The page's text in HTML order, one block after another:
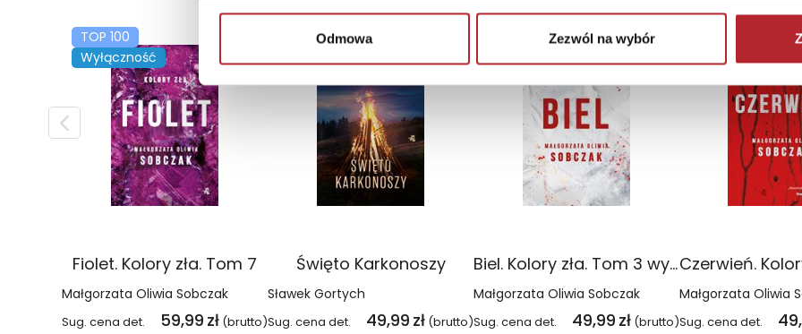
Odmowa Zezwól na wybór
TOP 100
Wyłączność
Fiolet. Kolory zła. Tom 7
Małgorzata Oliwia Sobczak
Sug. cena det. 59,99 zł (brutto)
TOP 100
Święto Karkonoszy
Sławek Gortych
Sug. cena det. 49,99 zł (brutto)
Biel. Kolory zła. Tom 3 wyd. 2025
Małgorzata Oliwia Sobczak
Sug. cena det. 49,99 zł (brutto)
Wyłączność
Małgorzata Oliwia
Sug. cena det.